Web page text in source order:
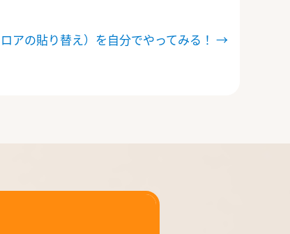
アの貼り替え）を自分でやってみる！ →